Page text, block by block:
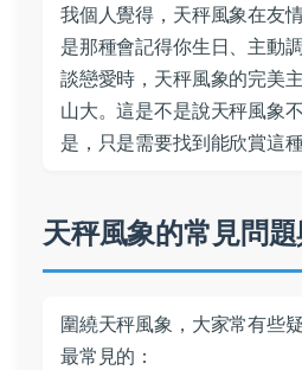
我個人覺得，天秤風象在友
是那種會記得你生日、主動
談戀愛時，天秤風象的完美
山大。這是不是說天秤風象
是，只是需要找到能欣賞這種
天秤風象的常見問
圍繞天秤風象，大家常有些
最常見的：